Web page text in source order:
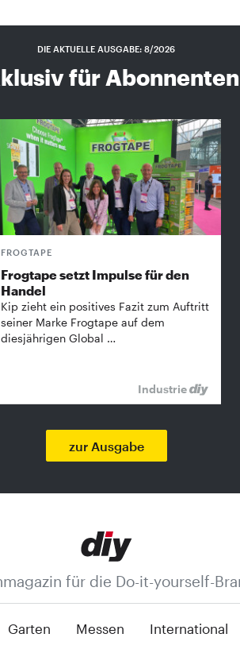
DIE AKTUELLE AUSGABE: 8/2026
für Abonnenten
FROGTAPE
Frogtape setzt Impulse für den
Handel
Kip zieht ein positives Fazit zum Auftritt
seiner Marke Frogtape auf dem
diesjährigen Global …
Industrie
zur Ausgabe
für die Do-it-yourself-
Garten Messen
International